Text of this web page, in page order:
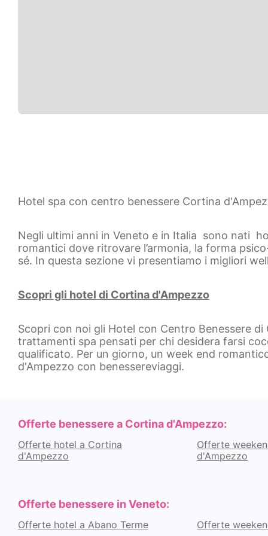
Hotel spa con centro benessere Cortina
Negli ultimi anni in Veneto e in Italia sono nati
romantici dove ritrovare l’armonia, la forma
sé. In questa sezione vi presentiamo i migliori
Scopri gli hotel di Cortina d'Ampezzo
Scopri con noi gli Hotel con Centro Benessere
trattamenti spa pensati per chi desidera farsi
qualificato. Per un giorno, un week end
d'Ampezzo con benessereviaggi.
Offerte benessere a Cortina d'Ampezzo:
Offerte hotel a Cortina
d'Ampezzo
Offerte
d'Ampezzo
Offerte benessere in Veneto:
Offerte hotel a Abano Terme Offerte